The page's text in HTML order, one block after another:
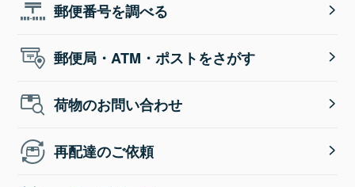
郵便番号を調べる
郵便局・ATM・ポストをさがす
荷物のお問い合わせ
再配達のご依頼